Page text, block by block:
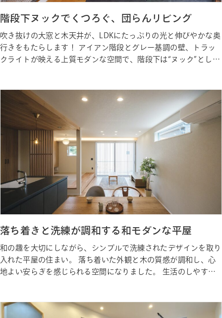
階段下ヌックでくつろぐ、団らんリビング
吹き抜けの大窓と木天井が、LDKにたっぷりの光と伸びやかな奥
行きをもたらします！ アイアン階段とグレー基調の壁、トラッ
クライトが映える上質モダンな空間で、階段下は“ヌック”として
せます♪ Gallery ギャラリー Photo Gallery…
落ち着きと洗練が調和する和モダンな平屋
和の趣を大切にしながら、シンプルで洗練されたデザインを取り
入れた平屋の住まい。 落ち着いた外観と木の質感が調和し、心
地よい安らぎを感じられる空間になりました。 生活のしやす
リー Staff 私たちが建築しました